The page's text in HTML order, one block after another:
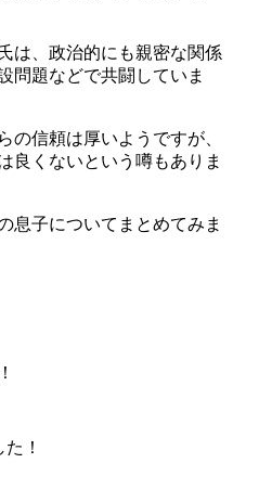
は、政治的にも親密な関係
問題などで共闘していま
の信頼は厚いようですが、
良くないという噂もありま
息子についてまとめてみま
！